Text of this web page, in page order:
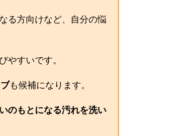
る方向けなど、自分の悩
やすいです。
も候補になります。
のもとになる汚れを洗い